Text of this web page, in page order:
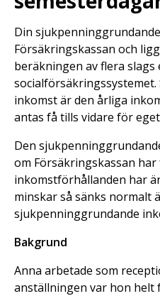
Din
Försäkringskassan och
beräkningen av flera
inkomst är den årliga
antas få tills vidare för
Den
om Försäkringskassan
inkomstförhållanden har
minskar så sänks normalt
sjukpenninggrundande
Bakgrund
Anna arbetade som
anställningen var hon helt